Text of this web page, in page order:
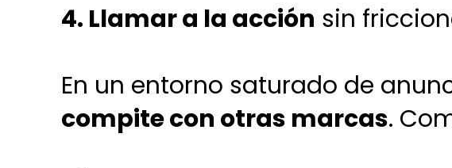
4. Llamar a la acción sin
En un entorno saturado de
compite con otras marcas.